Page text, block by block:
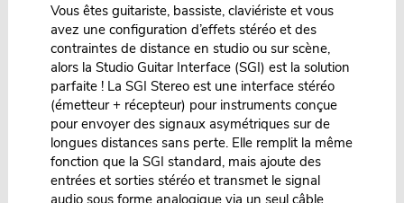
Vous êtes guitariste, bassiste, claviériste et vous
avez une configuration d’effets stéréo et des
contraintes de distance en studio ou sur scène,
alors la Studio Guitar Interface (SGI) est la solution
parfaite ! La SGI Stereo est une interface stéréo
(émetteur + récepteur) pour instruments conçue
pour envoyer des signaux asymétriques sur de
longues distances sans perte. Elle remplit la même
fonction que la SGI standard, mais ajoute des
entrées et sorties stéréo et transmet le signal
audio sous forme analogique via un seul câble